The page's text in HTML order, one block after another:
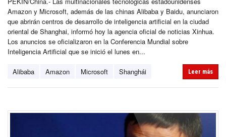
Amazon y Microsoft, además de las chinas Alibaba y Baidu, anunciaron
que abrirán centros de desarrollo de inteligencia artificial en la ciudad
oriental de Shanghai, informó hoy la agencia oficial de noticias Xinhua.
Los anuncios se oficializaron en la Conferencia Mundial sobre
Inteligencia Artificial que se inició el lunes en...
Alibaba Amazon Microsoft Shanghái Leer más